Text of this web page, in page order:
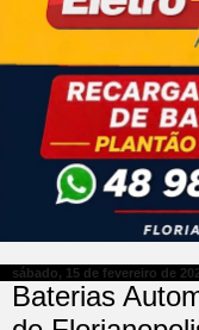
sábado, 15 de fevereiro de
Baterias